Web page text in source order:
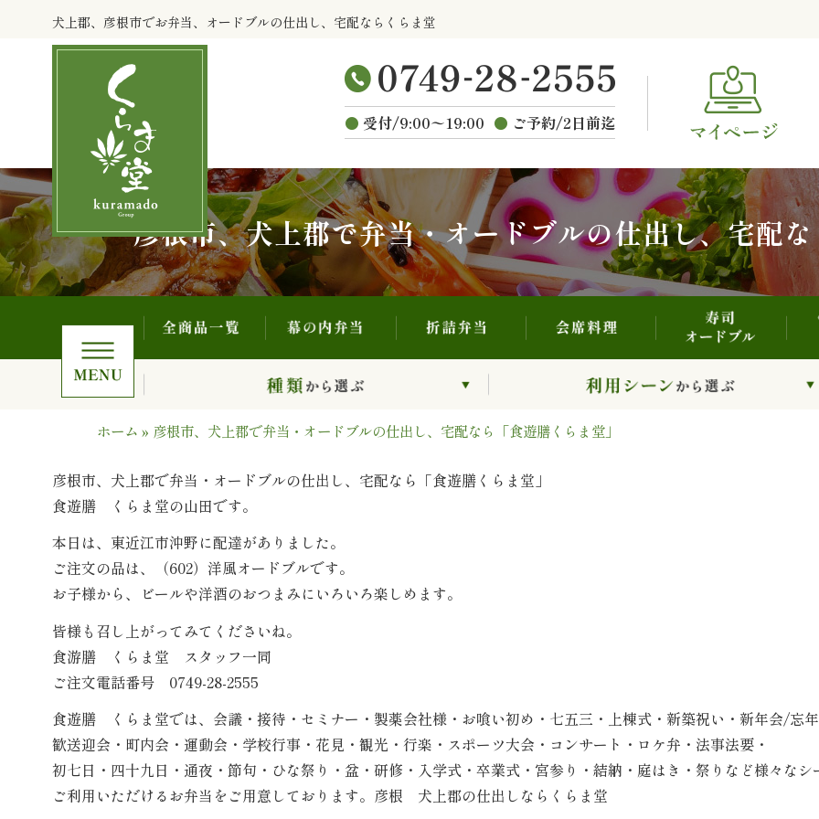
キ
ッ
プ
犬上郡、彦根市でお弁当、オードブルの仕出し、宅配ならくらま堂
受付/9:00〜19:00 ご予約/2日前迄
彦根市、犬上郡で弁当・オードブルの仕出し、宅配
全商品一覧 幕の内弁当
種類から選ぶ
ホーム » 彦根市、犬上郡で弁当・オードブルの仕出し、宅配なら「食遊膳くらま堂」
彦根市、犬上郡で弁当・オードブルの仕出し、宅配なら「食遊膳くらま堂」
食遊膳 くらま堂の山田です。
本日は、東近江市沖野に配達がありました。
ご注文の品は、（602）洋風オードブルです。
お子様から、ビールや洋酒のおつまみにいろいろ楽しめます。
皆様も召し上がってみてくださいね。
食游膳 くらま堂 スタッフ一同
ご注文電話番号 0749-28-2555
食遊膳 くらま堂では、会議・接待・セミナー・製薬会社様・お喰い初め・七五三・上棟式・新築祝い・新年会/忘年
歓送迎会・町内会・運動会・学校行事・花見・観光・行楽・スポーツ大会・コンサート・ロケ弁・法事法要・
初七日・四十九日・通夜・節句・ひな祭り・盆・研修・入学式・卒業式・宮参り・結納・庭はき・祭りなど様々なシ
ご利用いただけるお弁当をご用意しております。彦根 犬上郡の仕出しならくらま堂